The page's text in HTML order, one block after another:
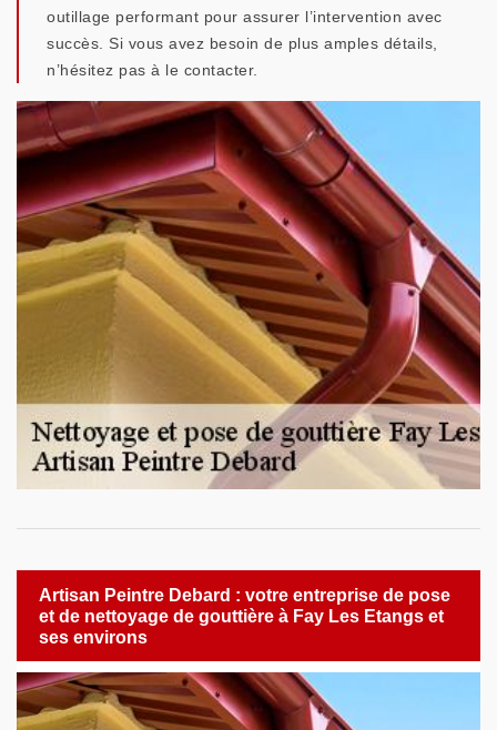
outillage performant pour assurer l’intervention avec
succès. Si vous avez besoin de plus amples détails,
n’hésitez pas à le contacter.
Artisan Peintre Debard : votre entreprise de pose
et de nettoyage de gouttière à Fay Les Etangs et
ses environs